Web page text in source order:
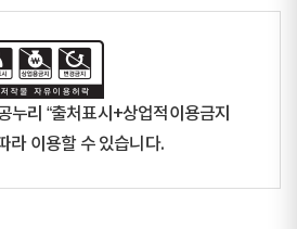
누리 “출처표시+상업적이용금지
라 이용할 수 있습니다.